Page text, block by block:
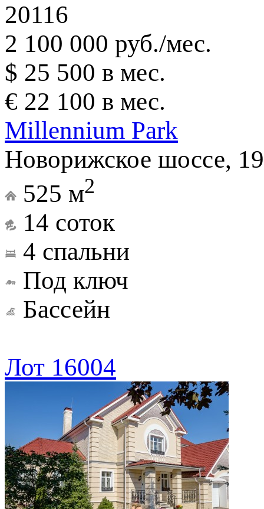
20116
2 100 000 руб./мес.
$ 25 500 в мес.
€ 22 100 в мес.
Millennium Park
Новорижское шоссе,
525 м2
14 соток
4 спальни
Под ключ
Бассейн
Лот 16004